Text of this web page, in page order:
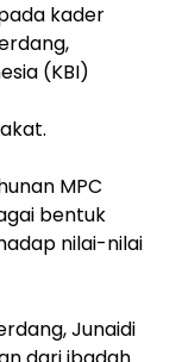
kader
(KBI)
MPC
bentuk
nilai-nilai
Junaidi